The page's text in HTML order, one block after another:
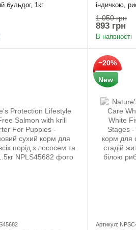
бульдог, 1кг
індичкою,
1 050 грн
893 грн
В наявності
−20%
New
Артикул: